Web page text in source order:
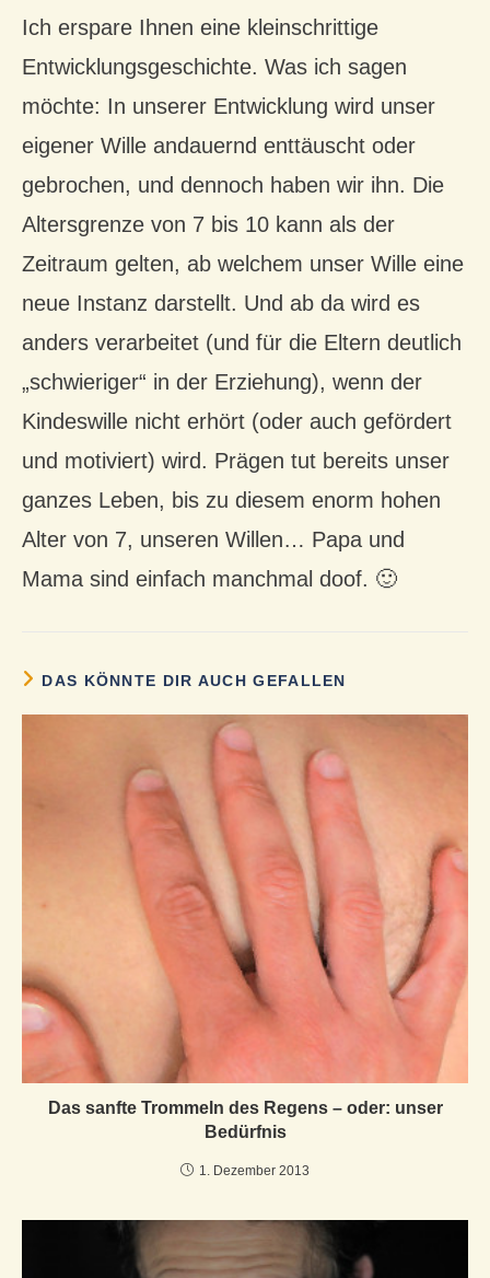
Ich erspare Ihnen eine kleinschrittige
Entwicklungsgeschichte. Was ich sagen
möchte: In unserer Entwicklung wird unser
eigener Wille andauernd enttäuscht oder
gebrochen, und dennoch haben wir ihn. Die
Altersgrenze von 7 bis 10 kann als der
Zeitraum gelten, ab welchem unser Wille eine
neue Instanz darstellt. Und ab da wird es
anders verarbeitet (und für die Eltern deutlich
„schwieriger“ in der Erziehung), wenn der
Kindeswille nicht erhört (oder auch gefördert
und motiviert) wird. Prägen tut bereits unser
ganzes Leben, bis zu diesem enorm hohen
Alter von 7, unseren Willen… Papa und
Mama sind einfach manchmal doof. 🙂
DAS KÖNNTE DIR AUCH GEFALLEN
Das sanfte Trommeln des Regens – oder: unser
Bedürfnis
1. Dezember 2013